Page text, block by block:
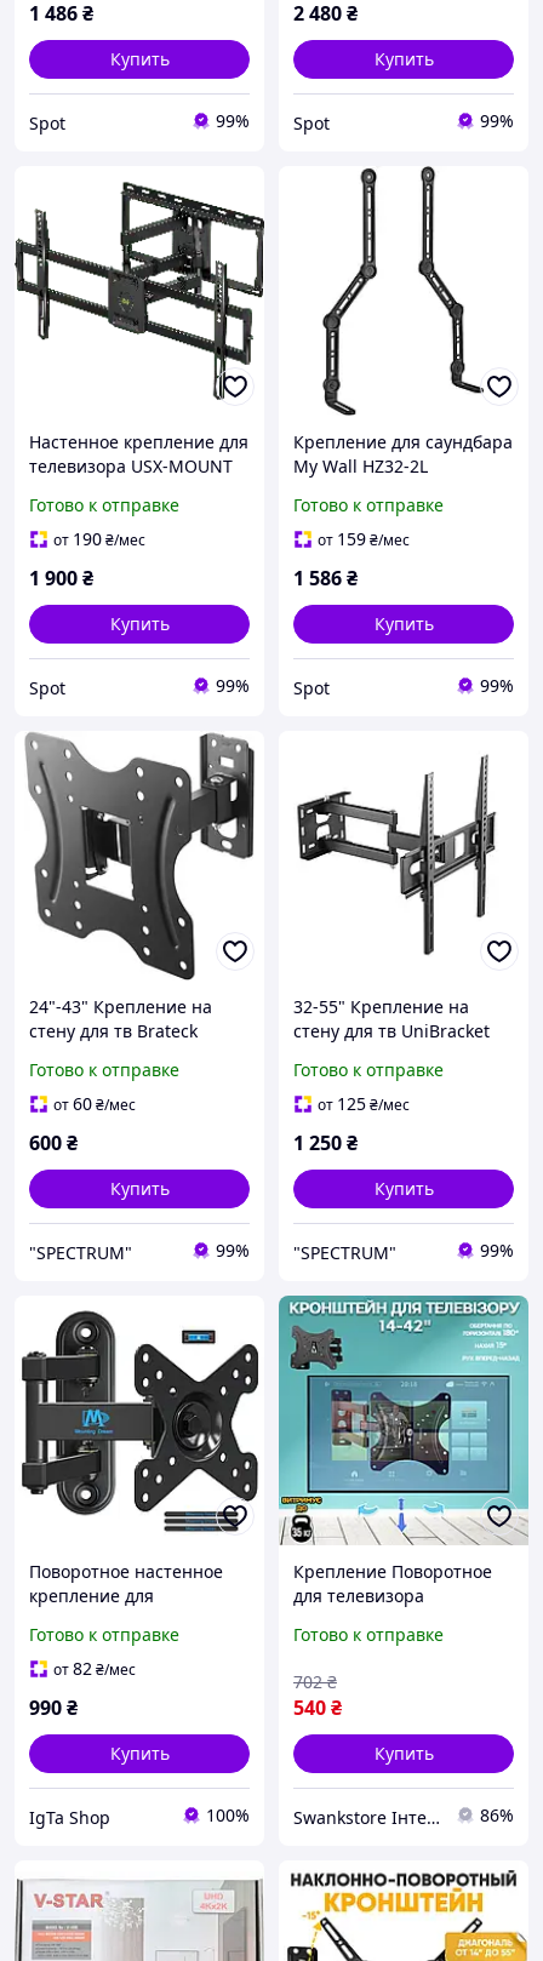
1 486₴
Купить
Spot 99%
2 480₴
Купить
Spot 99%
Настенное крепление для
телевизора USX-MOUNT
поворотный кронштейн
для телевизоров 47-84
Готово к отправке
от 190₴/мес
1 900₴
Купить
Spot 99%
Крепление для саундбара
My Wall HZ32-2L
наклоном черное до 15 кг
для телевизоров до 90
Готово к отправке
от 159₴/мес
1 586₴
Купить
Spot 99%
24"-43" Крепление на
стену для тв Brateck
крепление для
телевизора
Готово к отправке
от60₴/мес
600₴
Купить
"SPECTRUM" 99%
32-55" Крепление на
стену для тв UniBracket
кронштейны для
телевизора
Готово к отправке
от 125₴/мес
1 250₴
Купить
"SPECTRUM" 99%
Поворотное настенное
крепление для
диагональю 10''-26
дюймов MD2463-03
Готово к отправке
от82₴/мес
990₴
Купить
IgTa Shop 100%
Крепление Поворотное
для телевизора
держатель для плазмы
Готово к отправке
540₴
702 ₴
Купить
Swankstore Інтернет магазин 86%